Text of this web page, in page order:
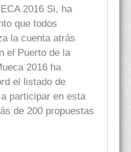
2016 Si, ha
que todos
la cuenta atrás
el Puerto de la
2016 ha
el listado de
participar en esta
de 200 propuestas